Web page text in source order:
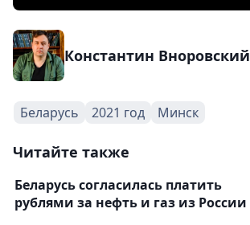
Константин Вноровский
Беларусь 2021 год Минск
Читайте также
Беларусь согласилась платить
рублями за нефть и газ из России